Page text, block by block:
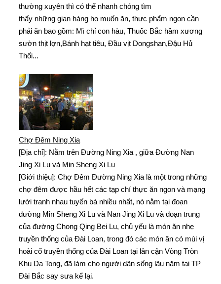
thường xuyên thì có thể nhanh chóng tìm
thấy những gian hàng họ muốn ăn, thực phẩm ngon cần
phải ăn bao gồm: Mì chỉ con hàu, Thuốc Bắc hầm xương
sườn thịt lợn,Bánh hạt tiêu, Đầu vịt Dongshan,Đậu Hủ
Thối...
Chợ Đêm Ning Xia
[Địa chỉ]: Nằm trên Đường Ning Xia , giữa Đường Nan
Jing Xi Lu và Min Sheng Xi Lu
[Giới thiệu]: Chợ Đêm Đường Ning Xia là một trong những
chợ đêm được hầu hết các tạp chí thực ăn ngon và mạng
lưới tranh nhau tuyến bá nhiều nhất, nó nằm tại đoạn
đường Min Sheng Xi Lu và Nan Jing Xi Lu và đoạn trung
của đường Chong Qing Bei Lu, chủ yếu là món ăn nhẹ
truyền thống của Đài Loan, trong đó các món ăn có mùi vị
hoài cổ truyền thống của Đài Loan tại lân cận Vòng Tròn
Khu Da Tong, đã làm cho người dân sống lâu năm tại TP
Đài Bắc say sưa kể lại.